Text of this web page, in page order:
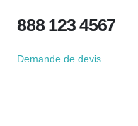
888 123 4567
Demande de devis